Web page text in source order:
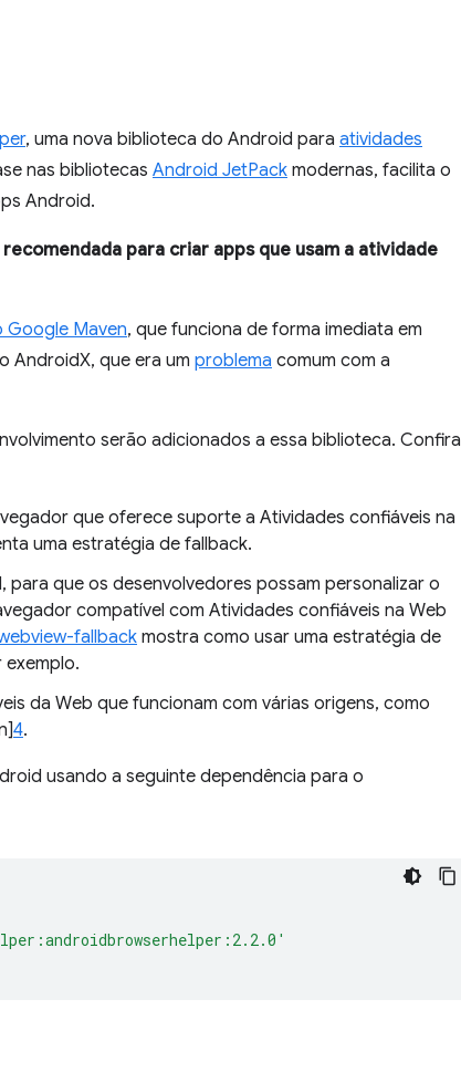
, uma nova biblioteca do Android para atividades
nas bibliotecas Android JetPack modernas, facilita o
Android.
para criar apps que usam a atividade
Maven, que funciona de forma imediata em
AndroidX, que era um problema comum com a
serão adicionados a essa biblioteca. Confira
que oferece suporte a Atividades confiáveis na
uma estratégia de fallback.
que os desenvolvedores possam personalizar o
compatível com Atividades confiáveis na Web
fallbackmostra como usar uma estratégia de
exemplo.
da Web que funcionam com várias origens, como
4.
usando a seguinte dependência para o